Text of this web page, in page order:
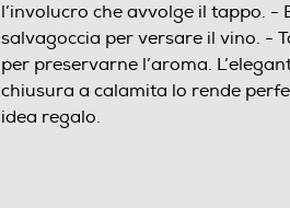
l’involucro che avvolge il tappo. -
salvagoccia per versare il vino. -
per preservarne l’aroma.
chiusura a calamita lo rende
idea regalo.